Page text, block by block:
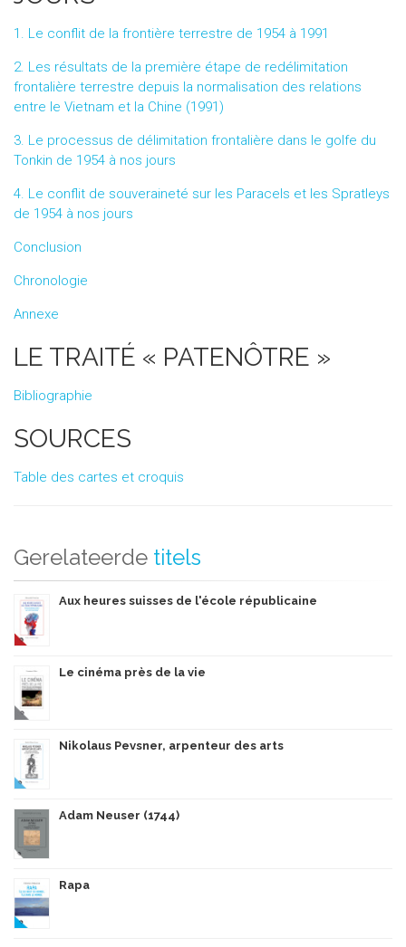
1. Le conflit de la frontière terrestre de 1954 à 1991
2. Les résultats de la première étape de redélimitation
frontalière terrestre depuis la normalisation des relations
entre le Vietnam et la Chine (1991)
3. Le processus de délimitation frontalière dans le golfe du
Tonkin de 1954 à nos jours
4. Le conflit de souveraineté sur les Paracels et les Spratleys
de 1954 à nos jours
Conclusion
Chronologie
Annexe
LE TRAITÉ « PATENÔTRE »
Bibliographie
SOURCES
Table des cartes et croquis
Gerelateerde titels
Aux heures suisses de l'école républicaine
Le cinéma près de la vie
Nikolaus Pevsner, arpenteur des arts
Adam Neuser (1744)
Rapa